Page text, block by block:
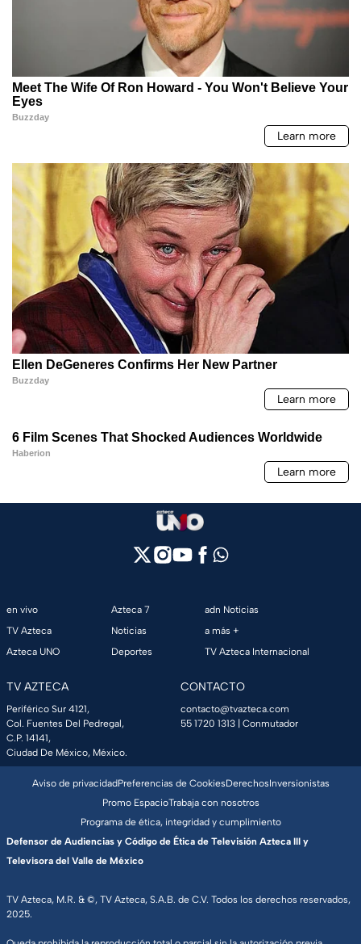
en vivo
TV Azteca
Azteca UNO
Azteca 7
Noticias
Deportes
adn Noticias
a más +
TV Azteca Internacional
TV AZTECA
Periférico Sur 4121,
Col. Fuentes Del Pedregal,
C.P. 14141,
Ciudad De México, México.
CONTACTO
contacto@tvazteca.com
55 1720 1313 | Conmutador
TV Azteca, M.R. & ©, TV Azteca, S.A.B. de C.V. Todos los derechos reservados,
2025.
Aviso de privacidadPreferencias de CookiesDerechosInversionistas
Promo EspacioTrabaja con nosotros
Programa de ética, integridad y cumplimiento
Defensor de Audiencias y Código de Ética de Televisión Azteca III y
Televisora del Valle de México